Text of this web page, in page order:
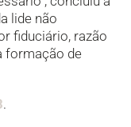
lide não
fiduciário, razão
formação de
.